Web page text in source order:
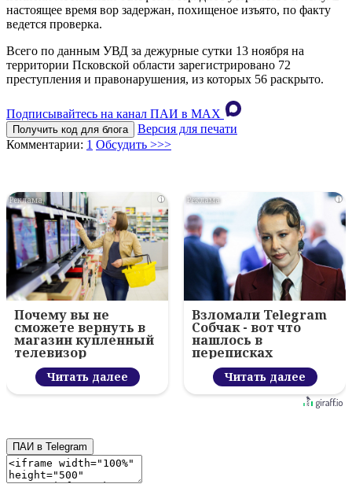
настоящее время вор задержан, похищеное изъято, по факту
ведется проверка.
Всего по данным УВД за дежурные сутки 13 ноября на
территории Псковской области зарегистрировано 72
преступления и правонарушения, из которых 56 раскрыто.
Подписывайтесь на канал ПАИ в MAХ
Получить код для блога
Версия для печати
Комментарии: 1 Обсудить >>>
i
Почему вы не
сможете вернуть в
магазин купленный
телевизор
Читать далее
i
Взломали Telegram
Собчак - вот что
нашлось в
переписках
Читать далее
ПАИ в Telegram